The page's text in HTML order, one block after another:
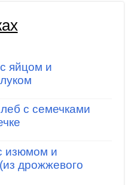
яйцом и
с семечками
изюмом и
дрожжевого